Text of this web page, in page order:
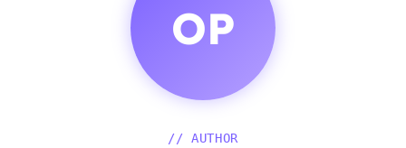
OP
// AUTHOR